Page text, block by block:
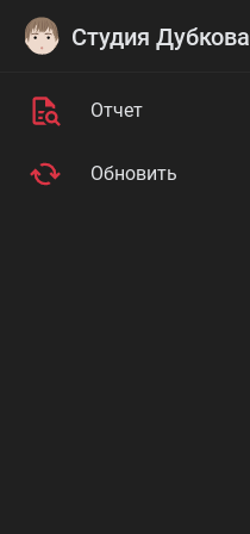
Студия Дубкова
Отчет
Обновить